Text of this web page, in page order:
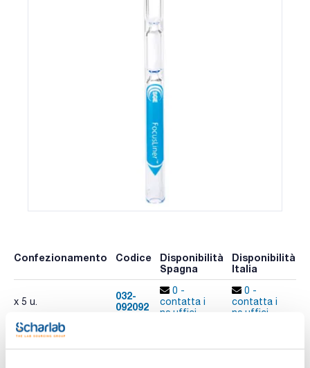
Confezionamento Codice
Disponibilità
Spagna
Disponibilità
Italia
x 5 u.
032-
092092
0 -
contatta i
ns.uffici
0 -
contatta i
ns.uffici